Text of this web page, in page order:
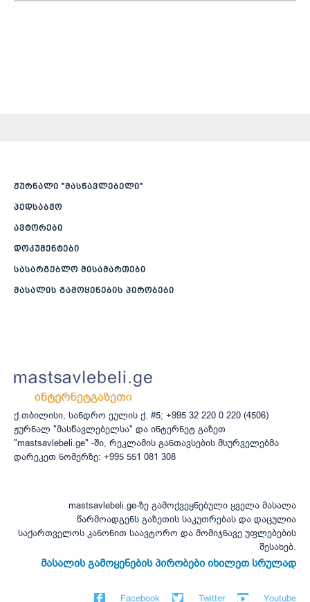
ჟურნალი ”მასწავლებელი”
პედსაბჭო
ავტორები
დოკუმენტები
სასარგებლო მისამართები
მასალის გამოყენების პირობები
ქ.თბილისი, სანდრო ეულის ქ. #5; +995 32 220 0 220 (4506)
ჟურნალ "მასწავლებელსა" და ინტერნეტ გაზეთ
"mastsavlebeli.ge" -ში, რეკლამის განთავსების მსურველებმა
დარეკეთ ნომერზე: +995 551 081 308
mastsavlebeli.ge-ზე გამოქვეყნებული ყველა მასალა
წარმოადგენს გაზეთის საკუთრებას და დაცულია
საქართველოს კანონით საავტორო და მომიჯნავე უფლებების
შესახებ.
მასალის გამოყენების პირობები იხილეთ სრულად
Facebook Twitter Youtube